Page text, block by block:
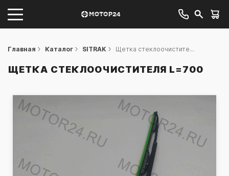
Главная Каталог SITRAK Щетка стеклоочистите...
ЩЕТКА СТЕКЛООЧИСТИТЕЛЯ L=700